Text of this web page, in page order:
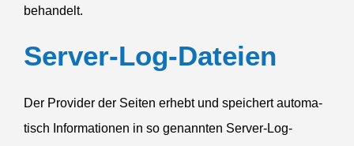
behandelt.
Server-Log-Dateien
Der Provider der Seiten erhebt und speichert automa­
tisch Infor­ma­tionen in so genannten Server-Log-